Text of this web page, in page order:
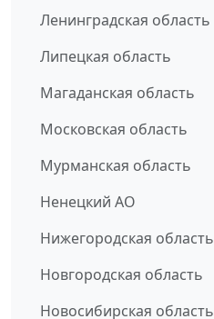
Ленинградская область
Липецкая область
Магаданская область
Московская область
Мурманская область
Ненецкий АО
Нижегородская область
Новгородская область
Новосибирская область